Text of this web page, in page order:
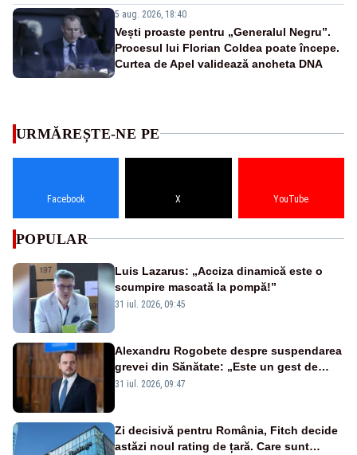
5 aug. 2026, 18:40
Vești proaste pentru „Generalul Negru”.
Procesul lui Florian Coldea poate începe.
Curtea de Apel validează ancheta DNA
URMĂREȘTE-NE PE
Facebook X YouTube
POPULAR
Luis Lazarus: „Acciza dinamică este o
scumpire mascată la pompă!”
31 iul. 2026, 09:45
Alexandru Rogobete despre suspendarea
grevei din Sănătate: „Este un gest de
responsabilitate față de pacienți”
31 iul. 2026, 09:47
Zi decisivă pentru România, Fitch decide
astăzi noul rating de țară. Care sunt